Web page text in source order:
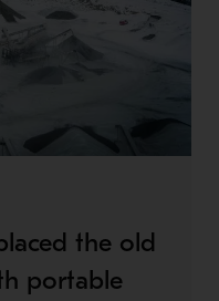
the old
portable